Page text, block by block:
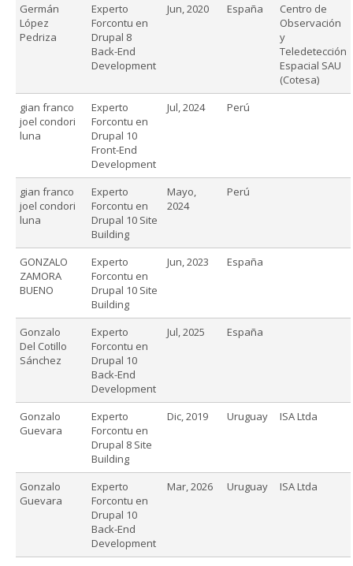
Germán
López
Pedriza
Experto
Forcontu en
Drupal 8
Back-End
Development
Jun, 2020 España
Centro de
Observación
y
Teledetección
Espacial SAU
(Cotesa)
gian franco
joel condori
luna
Experto
Forcontu en
Drupal 10
Front-End
Development
Jul, 2024 Perú
gian franco
joel condori
luna
Experto
Forcontu en
Drupal 10 Site
Building
Mayo,
2024
Perú
GONZALO
ZAMORA
BUENO
Experto
Forcontu en
Drupal 10 Site
Building
Jun, 2023 España
Gonzalo
Del Cotillo
Sánchez
Experto
Forcontu en
Drupal 10
Back-End
Development
Jul, 2025 España
Gonzalo
Guevara
Experto
Forcontu en
Drupal 8 Site
Building
Dic, 2019 Uruguay ISA Ltda
Gonzalo
Guevara
Experto
Forcontu en
Drupal 10
Back-End
Development
Mar, 2026 Uruguay ISA Ltda